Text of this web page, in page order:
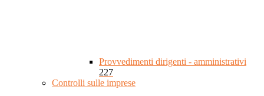
Provvedimenti dirigenti - amministrativi
227
Controlli sulle imprese